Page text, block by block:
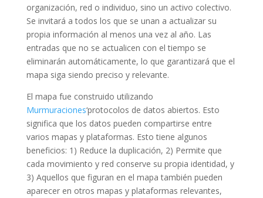
organización, red o individuo, sino un activo colectivo.
Se invitará a todos los que se unan a actualizar su
propia información al menos una vez al año. Las
entradas que no se actualicen con el tiempo se
eliminarán automáticamente, lo que garantizará que el
mapa siga siendo preciso y relevante.
El mapa fue construido utilizando
Murmuraciones‘protocolos de datos abiertos. Esto
significa que los datos pueden compartirse entre
varios mapas y plataformas. Esto tiene algunos
beneficios: 1) Reduce la duplicación, 2) Permite que
cada movimiento y red conserve su propia identidad, y
3) Aquellos que figuran en el mapa también pueden
aparecer en otros mapas y plataformas relevantes,